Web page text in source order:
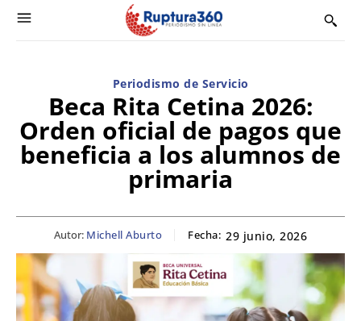
Periodismo de Servicio
Beca Rita Cetina 2026:
Orden oficial de pagos que
beneficia a los alumnos de
primaria
Autor: Michell Aburto Fecha: 29 junio, 2026